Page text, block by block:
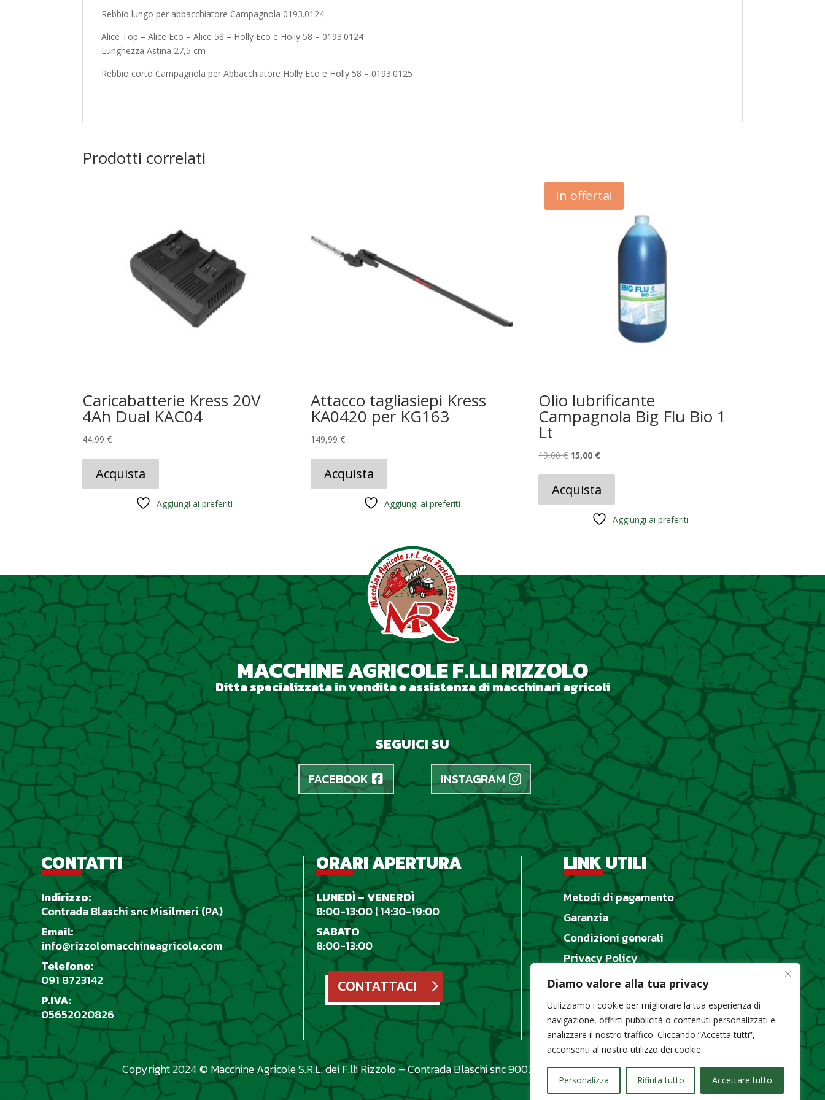
Diamo valore alla tua privacy
Utilizziamo i cookie per migliorare la tua esperienza di
navigazione, offrirti pubblicità o contenuti personalizzati e
analizzare il nostro traffico. Cliccando “Accetta tutti”,
acconsenti al nostro utilizzo dei cookie.
Personalizza Rifiuta tutto Accettare tutto
Rebbio lungo per abbacchiatore Campagnola 0193.0124
Alice Top – Alice Eco – Alice 58 – Holly Eco e Holly 58 – 0193.0124
Lunghezza Astina 27,5 cm
Rebbio corto Campagnola per Abbacchiatore Holly Eco e Holly 58 – 0193.0125
Prodotti correlati
Caricabatterie Kress 20V
4Ah Dual KAC04
44,99€
Acquista
Aggiungi ai preferiti
Attacco tagliasiepi Kress
KA0420 per KG163
149,99 €
Acquista
Aggiungi ai preferiti
In offerta!
Olio lubrificante
Campagnola Big Flu Bio 1
Lt
19,00€ Il
originale
era:
19,00 €.
15,00 €Il
è:
15,00 €.
Acquista
Aggiungi ai preferiti
MACCHINE AGRICOLE F.LLI RIZZOLO
Ditta specializzata in vendita e assistenza di macchinari agricoli
SEGUICI SU
FACEBOOK INSTAGRAM
CONTATTI
Indirizzo:
Contrada Blaschi snc Misilmeri (PA)
Email:
info@rizzolomacchineagricole.com
Telefono:
091 8723142
P.IVA:
05652020826
ORARI APERTURA
LUNEDÌ– VENERDÌ
8:00-13:00 | 14:30-19:00
SABATO
8:00-13:00
CONTATTACI
LINK UTILI
Metodi di pagamento
Garanzia
Condizioni generali
Privacy Policy
Cookie Policy
Designed by
GemmaLab
Copyright 2024 © Macchine Agricole S.R.L. dei F.lli Rizzolo – Contrada Blaschi snc 90036 Misilmeri (PA) P.IVA 05652020826